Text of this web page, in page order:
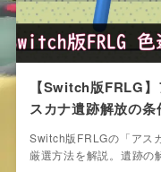
【Switch版FRLG
スカナ遺跡解放の
Switch版FRLGの「アス
厳選方法を解説。遺跡の